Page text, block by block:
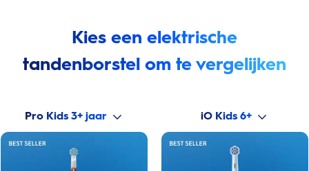
Kies een elektrische
tandenborstel om te vergelijken
Pro Kids 3+ jaar iO Kids 6+